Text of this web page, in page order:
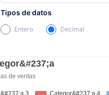
Tipos de datos
Entero Decimal